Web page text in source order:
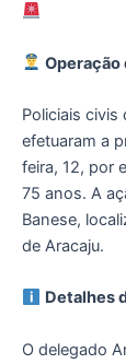
Operação
Policiais civis
efetuaram a
feira, 12, por
75 anos. A
Banese,
de Aracaju.
Detalhes
O delegado